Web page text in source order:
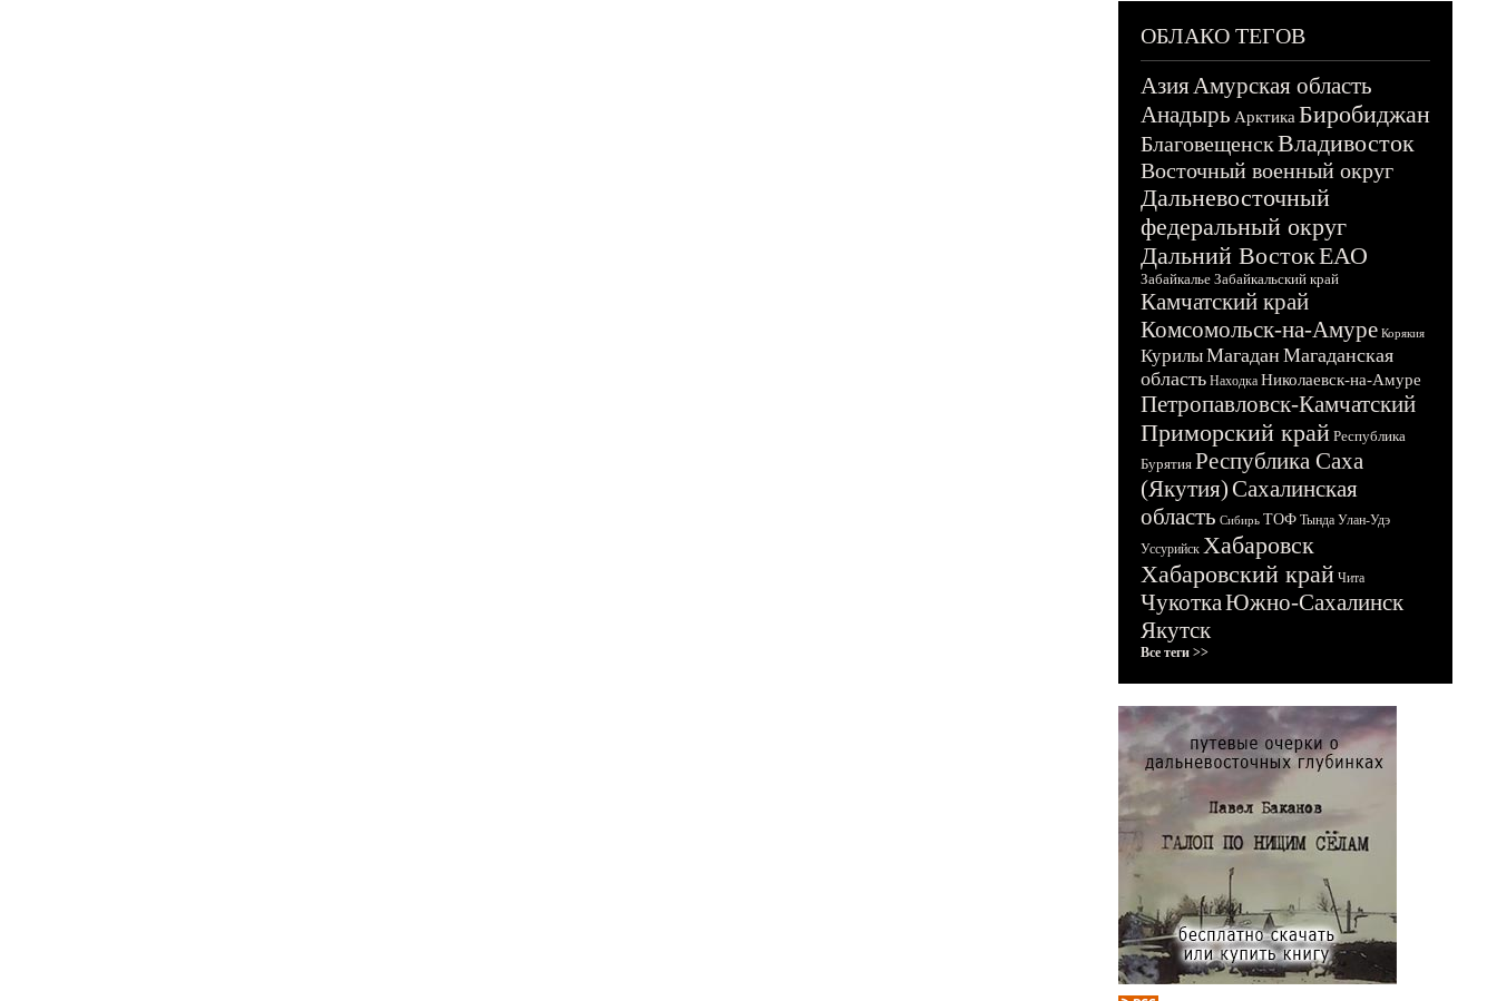
ОБЛАКО ТЕГОВ
АзияАмурская область
Анадырь Арктика Биробиджан
БлаговещенскВладивосток
Восточный военный округ
Дальневосточный
федеральный округ
Дальний ВостокЕАО
Забайкалье Забайкальский край
Камчатский край
Комсомольск-на-Амуре Корякия
КурилыМагадан Магаданская
область Находка Николаевск-на-Амуре
Петропавловск-Камчатский
Приморский край Республика
Бурятия Республика Саха
(Якутия)Сахалинская
область Сибирь ТОФ Тында Улан-Удэ
Уссурийск Хабаровск
Хабаровский край Чита
ЧукоткаЮжно-Сахалинск
Якутск
Все теги >>